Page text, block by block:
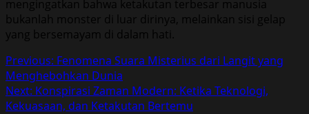
mengingatkan bahwa ketakutan terbesar manusia
bukanlah monster di luar dirinya, melainkan sisi gelap
yang bersemayam di dalam hati.
Post
navigation
Previous: Fenomena Suara Misterius dari Langit yang
Menghebohkan Dunia
Next: Konspirasi Zaman Modern: Ketika Teknologi,
Kekuasaan, dan Ketakutan Bertemu